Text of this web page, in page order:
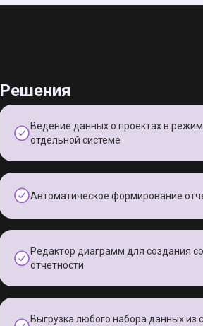
Решения
Ведение данных о проектах в
отдельной системе
Автоматическое формирование
Редактор диаграмм для создания
отчетности
Выгрузка любого набора данных из